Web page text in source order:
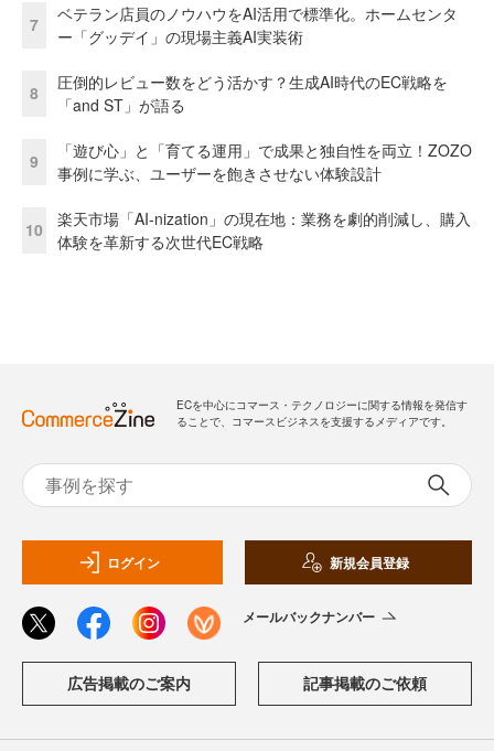
7
ベテラン店員のノウハウをAI活用で標準化。ホームセンタ
ー「グッデイ」の現場主義AI実装術
8
圧倒的レビュー数をどう活かす？生成AI時代のEC戦略を
「and ST」が語る
9
「遊び心」と「育てる運用」で成果と独自性を両立！ZOZO
事例に学ぶ、ユーザーを飽きさせない体験設計
10
楽天市場「AI-nization」の現在地：業務を劇的削減し、購入
体験を革新する次世代EC戦略
ECを中心にコマース・テクノロジーに関する情報を発信す
ることで、コマースビジネスを支援するメディアです。
ログイン 新規会員登録
メールバックナンバー
広告掲載のご案内 記事掲載のご依頼